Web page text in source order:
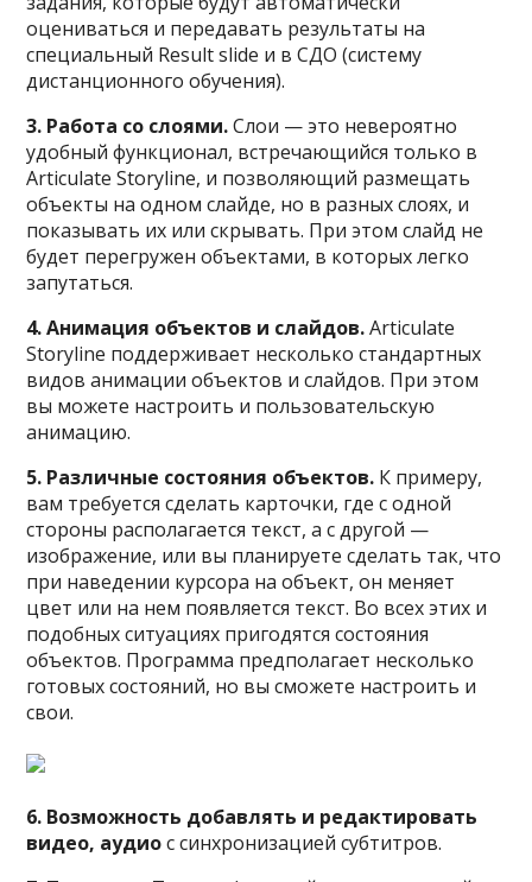
оцениваться и передавать результаты на
специальный Result slide и в СДО (систему
дистанционного обучения).
3. Работа со слоями.Слои — это невероятно
удобный функционал, встречающийся только в
Articulate Storyline, и позволяющий размещать
объекты на одном слайде, но в разных слоях, и
показывать их или скрывать. При этом слайд не
будет перегружен объектами, в которых легко
запутаться.
4. Анимация объектов и слайдов.Articulate
Storyline поддерживает несколько стандартных
видов анимации объектов и слайдов. При этом
вы можете настроить и пользовательскую
анимацию.
5. Различные состояния объектов. К примеру,
вам требуется сделать карточки, где с одной
стороны располагается текст, а с другой —
изображение, или вы планируете сделать так, что
при наведении курсора на объект, он меняет
цвет или на нем появляется текст. Во всех этих и
подобных ситуациях пригодятся состояния
объектов. Программа предполагает несколько
готовых состояний, но вы сможете настроить и
свои.
6. Возможность добавлять и редактировать
видео, аудиос синхронизацией субтитров.